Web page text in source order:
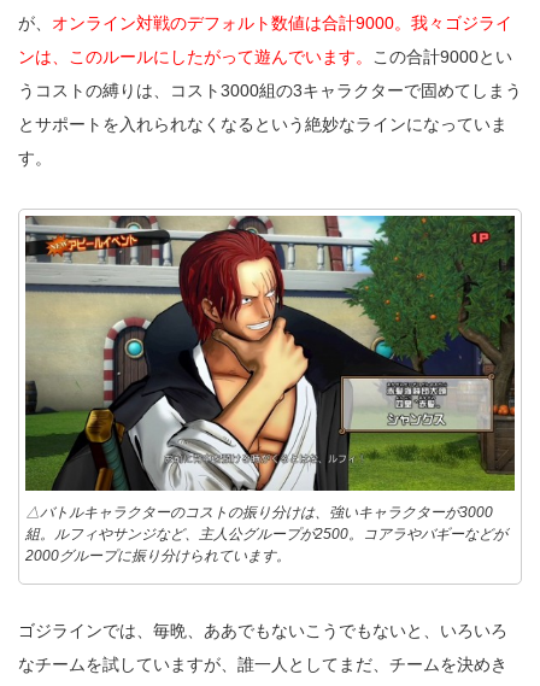
が、 オンライン対戦のデフォルト数値は合計9000。我々ゴジライ
ンは、このルールにしたがって遊んでいます。
この合計9000とい
うコストの縛りは、コスト3000組の3キャラクターで固めてしまう
とサポートを入れられなくなるという絶妙なラインになっていま
す。
△バトルキャラクターのコストの振り分けは、強いキャラクターが3000
組。ルフィやサンジなど、主人公グループが2500。コアラやバギーなどが
2000グループに振り分けられています。
ゴジラインでは、毎晩、ああでもないこうでもないと、いろいろ
なチームを試していますが、誰一人としてまだ、チームを決めき